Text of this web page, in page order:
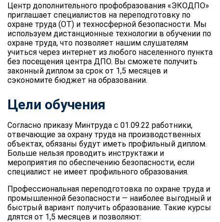
Центр дополнительного профобразования «ЭКОДПО»
приглашает специалистов на переподготовку по
охране труда (ОТ) и техносферной безопасности. Мы
используем дистанционные технологии в обучении по
охране труда, что позволяет нашим слушателям
учиться через интернет из любого населенного пункта
без посещения центра ДПО. Вы сможете получить
законный диплом за срок от 1,5 месяцев и
сэкономите бюджет на образовании.
Цели обучения
Согласно приказу Минтруда с 01.09.22 работники,
отвечающие за охрану труда на производственных
объектах, обязаны будут иметь профильный диплом.
Больше нельзя проводить инструктажи и
мероприятия по обеспечению безопасности, если
специалист не имеет профильного образования.
Профессиональная переподготовка по охране труда и
промышленной безопасности — наиболее выгодный и
быстрый вариант получить образование. Такие курсы
длятся от 1,5 месяцев и позволяют: